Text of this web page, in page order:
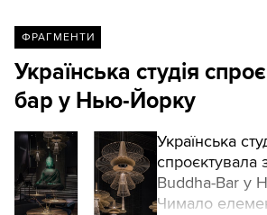
ФРАГМЕНТИ
Українська студія
бар у Нью-Йорку
Українська
спроєктувала
Buddha-Bar у
Чимало